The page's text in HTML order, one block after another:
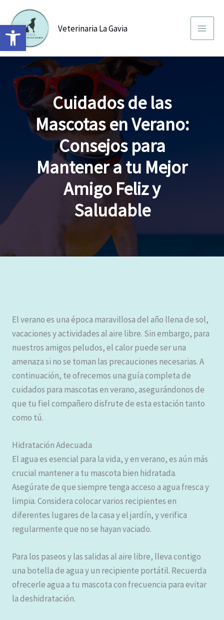
Abrir barra de herramientas
contenido
Veterinaria La Gavia
Cuidados de las
Mascotas en Verano:
Consejos para
Mantener a tu Mejor
Amigo Feliz y
Saludable
El verano es una época maravillosa del año llena de sol,
vacaciones y actividades al aire libre. Sin embargo, para
nuestros amigos peludos, el calor puede ser una
amenaza si no se toman las precauciones necesarias. A
continuación, te ofrecemos una guía completa de
cuidados para mascotas en verano, asegurándonos de
que tu fiel compañero disfrute de esta estación tanto
como tú.
Hidratación Adecuada
El agua es esencial para la vida, y en verano, es aún más
crucial mantener a tu mascota bien hidratada.
Asegúrate de que siempre tenga acceso a agua fresca y
limpia. Considera colocar varios recipientes en
diferentes lugares de la casa y el jardín, y verifica
regularmente que no se hayan vaciado.
Para los paseos y las salidas al aire libre, lleva contigo
una botella de agua y un recipiente portátil. Recuerda
ofrecerle agua a tu mascota con frecuencia para evitar
la deshidratación.